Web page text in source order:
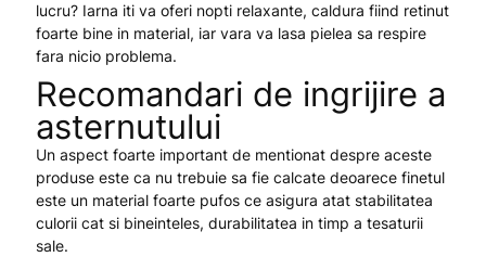
lucru? Iarna iti va oferi nopti relaxante, caldura fiind retinut
foarte bine in material, iar vara va lasa pielea sa respire
fara nicio problema.
Recomandari de ingrijire a
asternutului
Un aspect foarte important de mentionat despre aceste
produse este ca nu trebuie sa fie calcate deoarece finetul
este un material foarte pufos ce asigura atat stabilitatea
culorii cat si bineinteles, durabilitatea in timp a tesaturii
sale.